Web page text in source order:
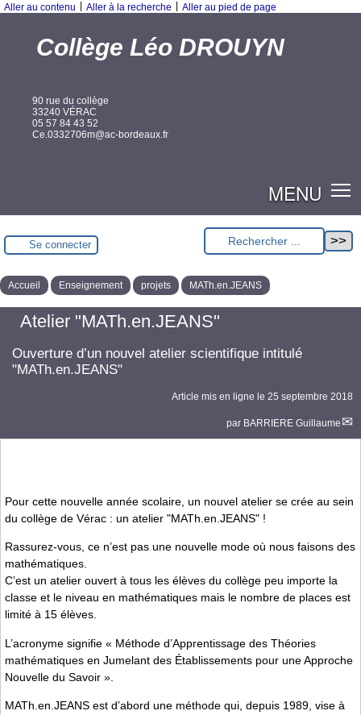
Aller au contenu Aller à la recherche Aller au pied de page
Collège Léo DROUYN
90 rue du collège
33240 VÉRAC
05 57 84 43 52
Ce.0332706m@ac-bordeaux.fr
MENU
Se connecter
Accueil Enseignement projets MATh.en.JEANS
Atelier "MATh.en.JEANS"
Ouverture d’un nouvel atelier scientifique intitulé
"MATh.en.JEANS"
Article mis en ligne le 25 septembre 2018
par BARRIERE Guillaume
Pour cette nouvelle année scolaire, un nouvel atelier se crée au sein
du collège de Vérac : un atelier "MATh.en.JEANS" !
Rassurez-vous, ce n’est pas une nouvelle mode où nous faisons des
mathématiques.
C’est un atelier ouvert à tous les élèves du collège peu importe la
classe et le niveau en mathématiques mais le nombre de places est
limité à 15 élèves.
L’acronyme signifie « Méthode d’Apprentissage des Théories
mathématiques en Jumelant des Établissements pour une Approche
Nouvelle du Savoir ».
MATh.en.JEANS est d’abord une méthode qui, depuis 1989, vise à